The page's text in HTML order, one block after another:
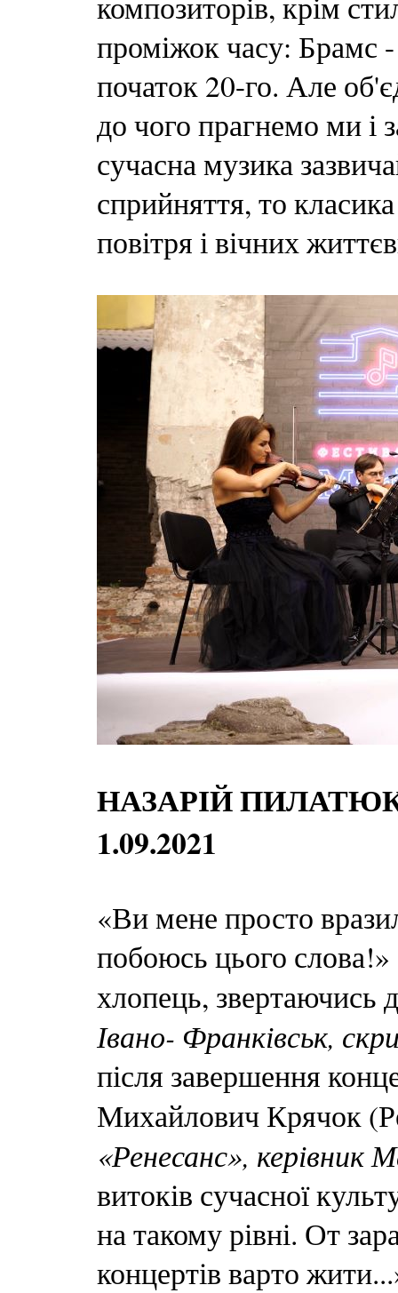
проміжок часу: Брамс -
початок 20-го. Але
до чого прагнемо ми і
сучасна музика
сприйняття, то
повітря і вічних
НАЗАРІЙ
1.09.2021
«Ви мене просто
побоюсь цього
хлопець, звертаючись
Івано- Франківськ,
після завершення
Михайлович Крячок
«Ренесанс», керівник
витоків сучасної
на такому рівні. От
концертів варто